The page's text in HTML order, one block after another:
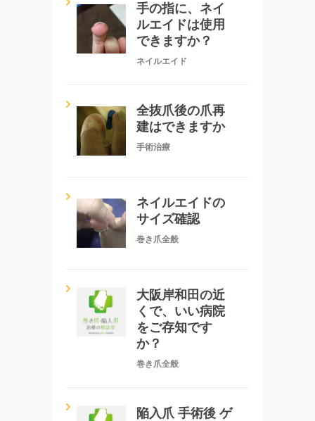
手の指に、ネイ
ルエイドは使用
できますか？
ネイルエイド
全抜爪後の爪再
建はできますか
手術治療
ネイルエイドの
サイズ確認
巻き爪全般
大阪岸和田の近
くで、いい病院
をご存知です
か？
巻き爪全般
陥入爪 手術後 ゲ